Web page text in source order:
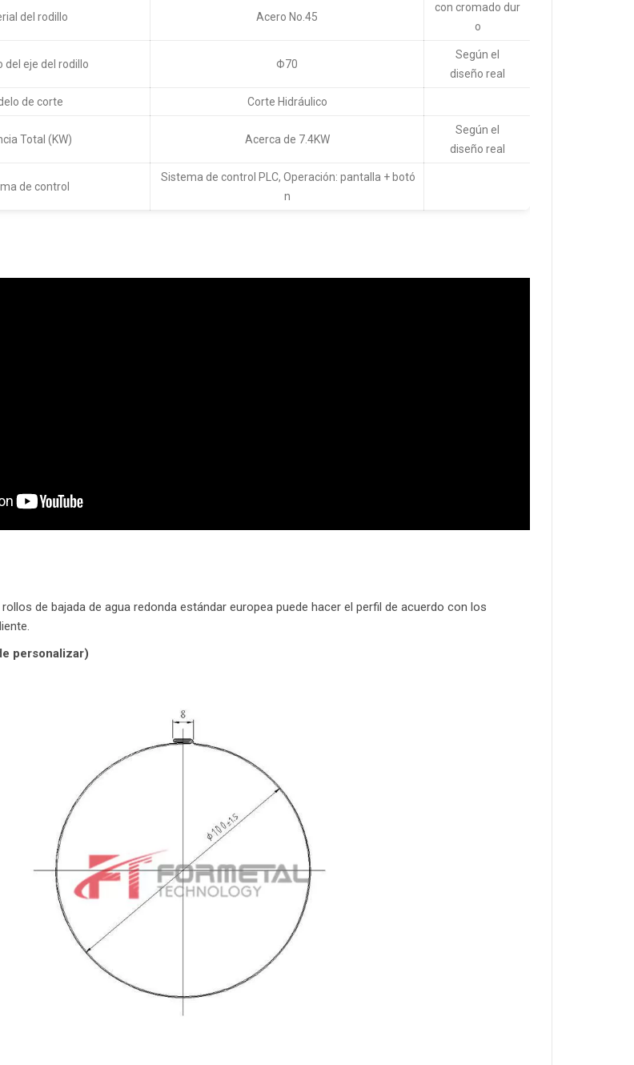
del rodillo Acero No.45
con cromado dur
o
del eje del rodillo Φ70
Según el
diseño real
de corte Corte Hidráulico
Total (KW) Acerca de 7.4KW
Según el
diseño real
de control
Sistema de control PLC, Operación: pantalla + botó
n
de bajada de agua redonda estándar europea puede hacer el perfil de acuerdo con los
personalizar)